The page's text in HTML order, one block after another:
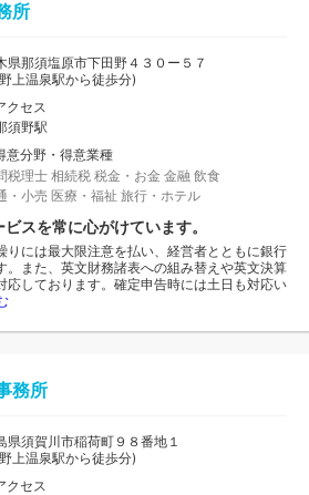
所
県那須塩原市下田野４３０ー５７
上温泉駅から徒歩分)
クセス
須野駅
意分野・得意業種
税理士 相続税 税金・お金 金融 飲食
・小売 医療・福祉 旅行・ホテル
スを常に心がけています。
りには最大限注意を払い、経営者とともに銀行
。また、英文財務諸表への組み替えや英文決算
応しております。確定申告時には土日も対応い
務所
県須賀川市稲荷町９８番地１
上温泉駅から徒歩分)
クセス